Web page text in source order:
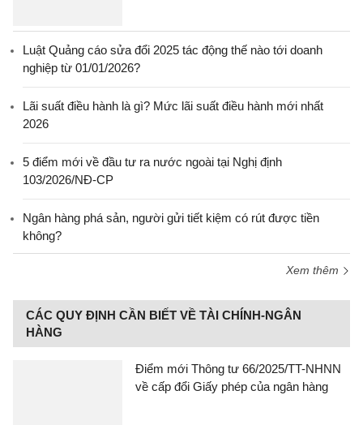
Luật Quảng cáo sửa đổi 2025 tác động thế nào tới doanh
nghiệp từ 01/01/2026?
Lãi suất điều hành là gì? Mức lãi suất điều hành mới nhất
2026
5 điểm mới về đầu tư ra nước ngoài tại Nghị định
103/2026/NĐ-CP
Ngân hàng phá sản, người gửi tiết kiệm có rút được tiền
không?
Xem thêm
CÁC QUY ĐỊNH CẦN BIẾT VỀ TÀI CHÍNH-NGÂN
HÀNG
Điểm mới Thông tư 66/2025/TT-NHNN
về cấp đổi Giấy phép của ngân hàng